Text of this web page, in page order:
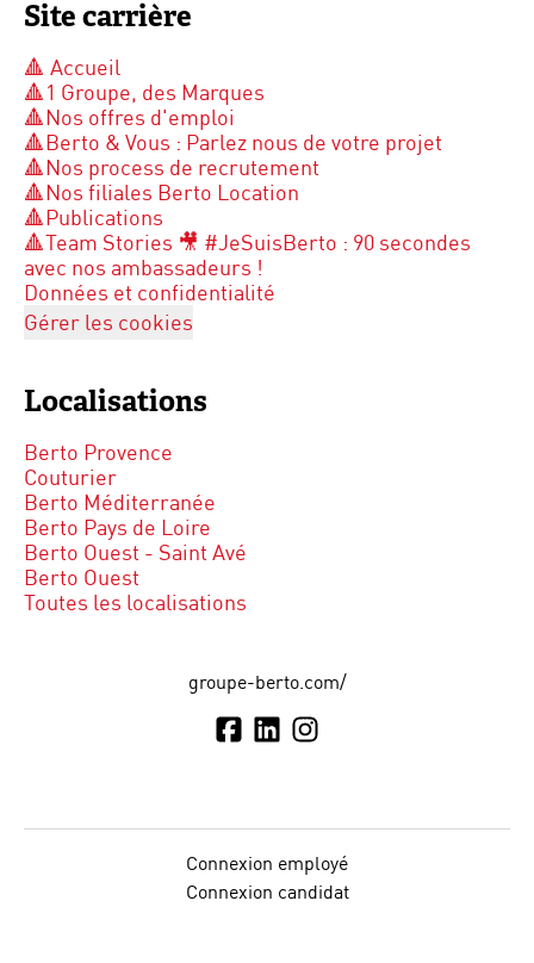
Site carrière
🔺 Accueil
🔺1 Groupe, des Marques
🔺Nos offres d'emploi
🔺Berto & Vous : Parlez nous de votre projet
🔺Nos process de recrutement
🔺Nos filiales Berto Location
🔺Publications
🔺Team Stories 🎥 #JeSuisBerto : 90 secondes
avec nos ambassadeurs !
Données et confidentialité
Gérer les cookies
Localisations
Berto Provence
Couturier
Berto Méditerranée
Berto Pays de Loire
Berto Ouest - Saint Avé
Berto Ouest
Toutes les localisations
groupe-berto.com/
Connexion employé
Connexion candidat